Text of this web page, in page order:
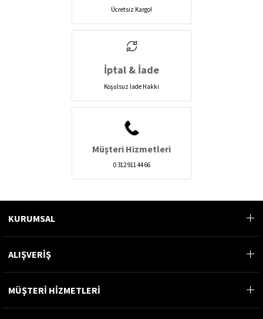
Ücretsiz Kargo!
İptal & İade
Koşulsuz İade Hakkı
Müşteri Hizmetleri
0 312 911 44 66
KURUMSAL
ALIŞVERİŞ
MÜŞTERİ HİZMETLERİ